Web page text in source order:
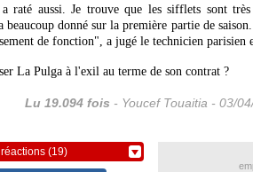
a raté aussi. Je trouve que les sifflets sont
beaucoup donné sur la première partie de
de fonction", a jugé le technicien parisien
La Pulga à l'exil au terme de son contrat ?
Lu 19.094 fois - Youcef Touaitia - 03/
(19)